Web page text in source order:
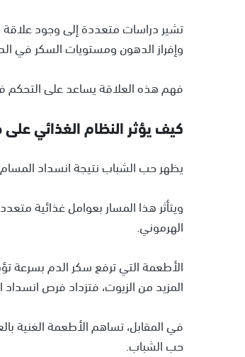
تشير دراسات متعددة إلى وجود علاقة
وإفراز الدهون ومستويات السكر في
فهم هذه العلاقة يساعد على
كيف يؤثر النظام الغذائي
يظهر حب الشباب نتيجة انسداد المسام
ويتأثر هذا المسار بعوامل غذائية
الهرموني.
الأطعمة التي ترفع سكر الدم بسرعة
المزيد من الزيوت، فتزداد فرص انسداد
في المقابل، تساهم الأطعمة الغنية
حب الشباب.